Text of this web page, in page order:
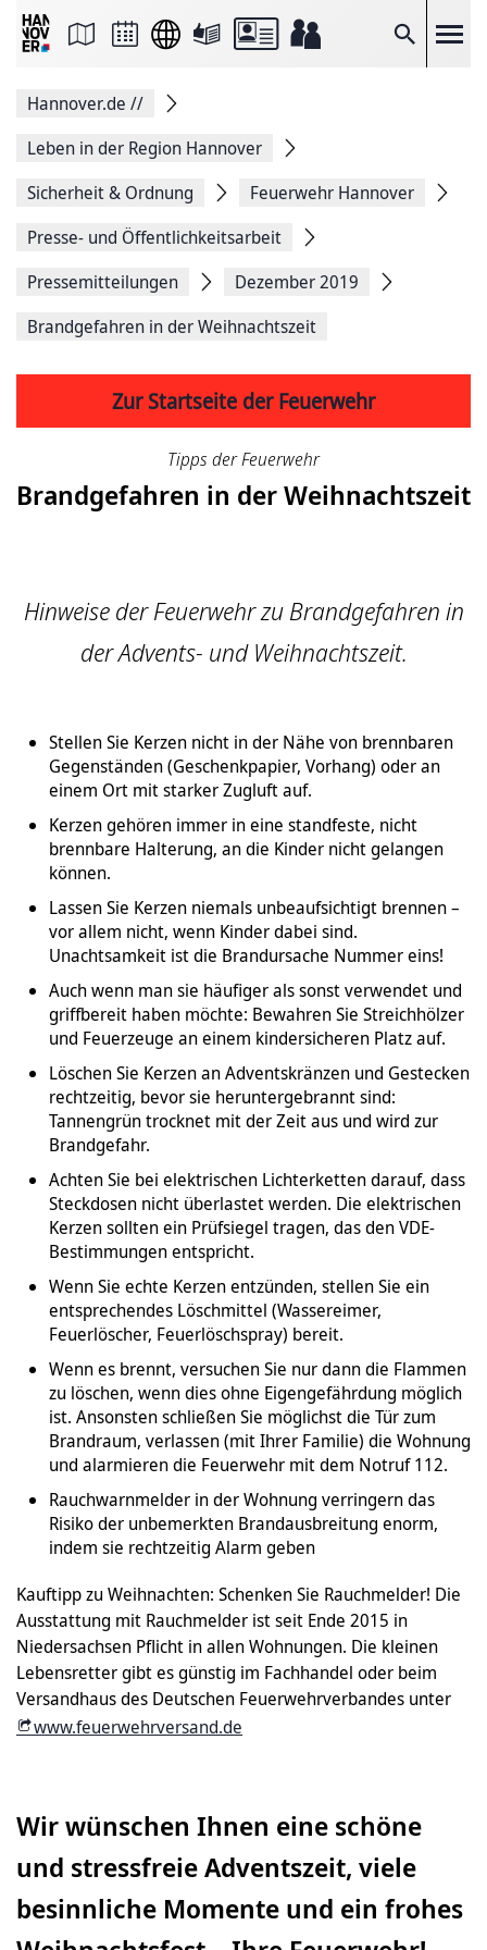
Suche
Seite
Facebook
teilen
Seitenlink
Seite
Hannover.de //
Leben in der Region Hannover
Sicherheit & Ordnung
Feuerwehr Hannover
Presse- und Öffentlichkeitsarbeit
Pressemitteilungen
Dezember 2019
Brandgefahren in der Weihnachtszeit
Zur Startseite der Feuerwehr
Tipps der Feuerwehr
Brandgefahren in der Weihnachtszeit
Hinweise der Feuerwehr zu Brandgefahren in
der Advents- und Weihnachtszeit.
Stellen Sie Kerzen nicht in der Nähe von brennbaren
Gegenständen (Geschenkpapier, Vorhang) oder an
einem Ort mit starker Zugluft auf.
Kerzen gehören immer in eine standfeste, nicht
brennbare Halterung, an die Kinder nicht gelangen
können.
Lassen Sie Kerzen niemals unbeaufsichtigt brennen –
vor allem nicht, wenn Kinder dabei sind.
Unachtsamkeit ist die Brandursache Nummer eins!
Auch wenn man sie häufiger als sonst verwendet und
griffbereit haben möchte: Bewahren Sie Streichhölzer
und Feuerzeuge an einem kindersicheren Platz auf.
Löschen Sie Kerzen an Adventskränzen und Gestecken
rechtzeitig, bevor sie heruntergebrannt sind:
Tannengrün trocknet mit der Zeit aus und wird zur
Brandgefahr.
Achten Sie bei elektrischen Lichterketten darauf, dass
Steckdosen nicht überlastet werden. Die elektrischen
Kerzen sollten ein Prüfsiegel tragen, das den VDE-
Bestimmungen entspricht.
Wenn Sie echte Kerzen entzünden, stellen Sie ein
entsprechendes Löschmittel (Wassereimer,
Feuerlöscher, Feuerlöschspray) bereit.
Wenn es brennt, versuchen Sie nur dann die Flammen
zu löschen, wenn dies ohne Eigengefährdung möglich
ist. Ansonsten schließen Sie möglichst die Tür zum
Brandraum, verlassen (mit Ihrer Familie) die Wohnung
und alarmieren die Feuerwehr mit dem Notruf 112.
Rauchwarnmelder in der Wohnung verringern das
Risiko der unbemerkten Brandausbreitung enorm,
indem sie rechtzeitig Alarm geben
Kauftipp zu Weihnachten: Schenken Sie Rauchmelder! Die
Ausstattung mit Rauchmelder ist seit Ende 2015 in
Niedersachsen Pflicht in allen Wohnungen. Die kleinen
Lebensretter gibt es günstig im Fachhandel oder beim
Versandhaus des Deutschen Feuerwehrverbandes unter
www.feuerwehrversand.de
Wir wünschen Ihnen eine schöne
und stressfreie Adventszeit, viele
besinnliche Momente und ein frohes